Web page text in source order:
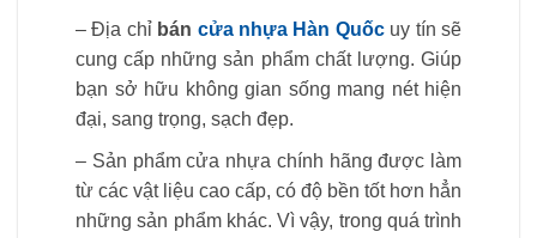
– Địa chỉ bán cửa nhựa Hàn Quốcuy tín sẽ
cung cấp những sản phẩm chất lượng. Giúp
bạn sở hữu không gian sống mang nét hiện
đại, sang trọng, sạch đẹp.
– Sản phẩm cửa nhựa chính hãng được làm
từ các vật liệu cao cấp, có độ bền tốt hơn hẳn
những sản phẩm khác. Vì vậy, trong quá trình